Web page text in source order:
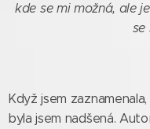
kde se mi možná, ale
se
Když jsem
byla jsem nadšená.